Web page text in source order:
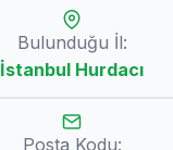
Bulunduğu İl:
İstanbul Hurdacı
Posta Kodu: